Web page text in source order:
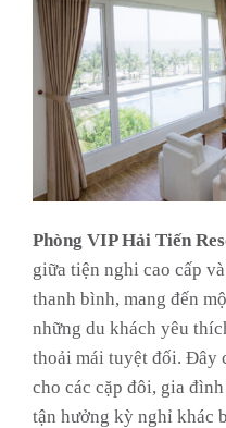
Phòng VIP Hải Tiến
giữa tiện nghi cao cấp
thanh bình, mang đến
những du khách yêu
thoải mái tuyệt đối. Đây
cho các cặp đôi, gia
tận hưởng kỳ nghỉ khác